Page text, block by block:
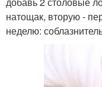
натощак, вторую -
неделю: